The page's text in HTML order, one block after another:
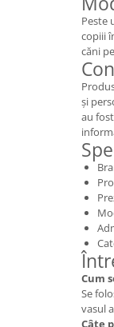
Peste
copiii
căni
și
au
Cum
Se
vasul
Câte